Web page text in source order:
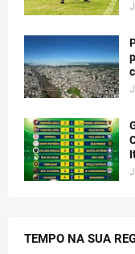
TEMPO NA SUA